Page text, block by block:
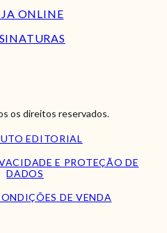
ONLINE
os direitos reservados.
EDITORIAL
E PROTEÇÃO DE
DADOS
DE VENDA